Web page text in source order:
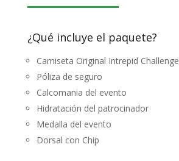
¿Qué incluye el paquete?
Camiseta Original Intrepid Challenge
Póliza de seguro
Calcomania del evento
Hidratación del patrocinador
Medalla del evento
Dorsal con Chip